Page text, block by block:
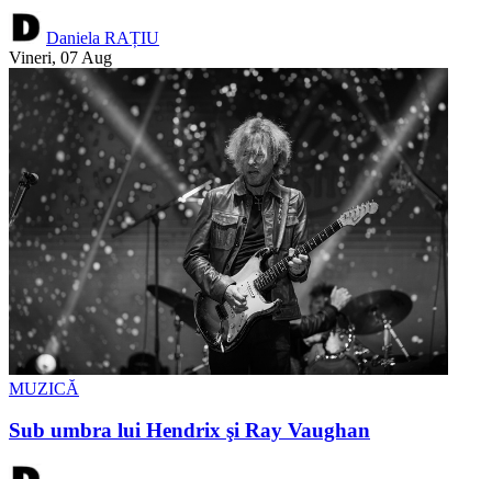
Daniela RAȚIU
Vineri, 07 Aug
MUZICĂ
Sub umbra lui Hendrix şi Ray Vaughan